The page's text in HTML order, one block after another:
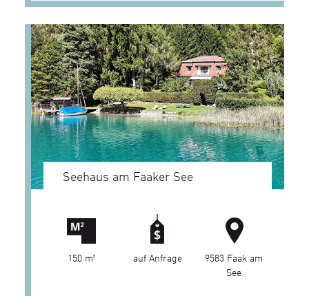
Seehaus am Faaker See
150 m² auf Anfrage
9583 Faak am
See